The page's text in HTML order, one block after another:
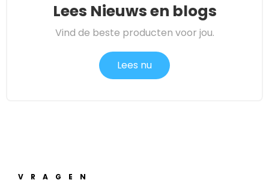
Lees Nieuws en blogs
Vind de beste producten voor jou.
Lees nu
VRAGEN